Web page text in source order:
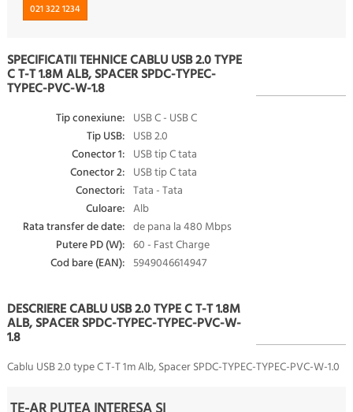
021 322 1234
SPECIFICATII TEHNICE CABLU USB 2.0 TYPE
C T-T 1.8M ALB, SPACER SPDC-TYPEC-
TYPEC-PVC-W-1.8
Tip conexiune: USB C - USB C
Tip USB: USB 2.0
Conector 1: USB tip C tata
Conector 2: USB tip C tata
Conectori: Tata - Tata
Culoare: Alb
Rata transfer de date: de pana la 480 Mbps
Putere PD (W): 60 - Fast Charge
Cod bare (EAN): 5949046614947
DESCRIERE CABLU USB 2.0 TYPE C T-T 1.8M
ALB, SPACER SPDC-TYPEC-TYPEC-PVC-W-
1.8
Cablu USB 2.0 type C T-T 1m Alb, Spacer SPDC-TYPEC-TYPEC-PVC-W-1.0